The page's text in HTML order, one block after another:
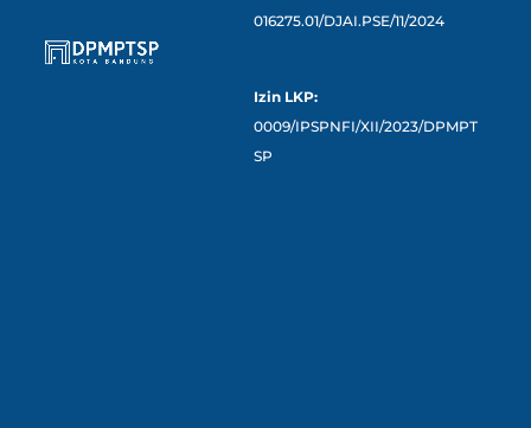
016275.01/DJAI.PSE/11/2024
Izin LKP:
0009/IPSPNFI/XII/2023/DPMPT
SP